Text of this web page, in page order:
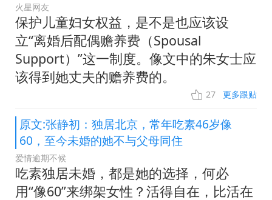
火星网友
保护儿童妇女权益，是不是也应该设
立“离婚后配偶赡养费（Spousal
Support）”这一制度。像文中的朱女士应
该得到她丈夫的赡养费的。
27 更多跟贴
原文:张静初：独居北京，常年吃素46岁像
60，至今未婚的她不与父母同住
爱情逾期不候
吃素独居未婚，都是她的选择，何必
用“像60”来绑架女性？活得自在，比活在